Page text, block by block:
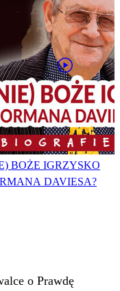
BOŻE IGRZYSKO
DAVIESA?
o Prawdę